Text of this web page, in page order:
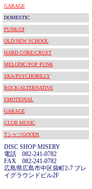
GARAGE
DOMESTIC
PUNK/OI
OLD/NEW SCHOOL
HARD CORE/CRUST
MELODIC/POP PUNK
SKA/PSYCHOBILLY
ROCK/ALTERNATIVE
EMOTIONAL
GARAGE
CLUB MUSIC
TシャツGOODS
DISC SHOP MISERY
電話 082-241-0782
FAX 082-241-0782
広島県広島市中区袋町2-7 プレ
イグラウンドビル2F